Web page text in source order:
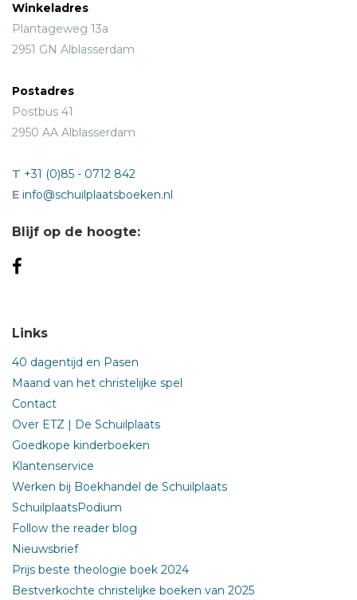
Winkeladres
Plantageweg 13a
2951 GN Alblasserdam
Postadres
Postbus 41
2950 AA Alblasserdam
T +31 (0)85 - 0712 842
E info@schuilplaatsboeken.nl
Blijf op de hoogte:
Links
40 dagentijd en Pasen
Maand van het christelijke spel
Contact
Over ETZ | De Schuilplaats
Goedkope kinderboeken
Klantenservice
Werken bij Boekhandel de Schuilplaats
SchuilplaatsPodium
Follow the reader blog
Nieuwsbrief
Prijs beste theologie boek 2024
Bestverkochte christelijke boeken van 2025